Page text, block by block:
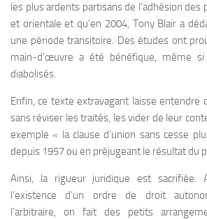
les plus ardents partisans de l’adhésion des
et orientale et qu’en 2004, Tony Blair a
une période transitoire. Des études ont
main-d’œuvre a été bénéfique, même
diabolisés.
Enfin, ce texte extravagant laisse entendre
sans réviser les traités, les vider de leur
exemple « la clause d’union sans cesse
depuis 1957 ou en préjugeant le résultat du
Ainsi, la rigueur juridique est sacrifiée.
l’existence d’un ordre de droit
l’arbitraire, on fait des petits